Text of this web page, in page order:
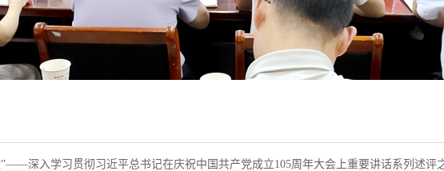
深入学习贯彻习近平总书记在庆祝中国共产党成立105周年大会上重要讲话系列述评